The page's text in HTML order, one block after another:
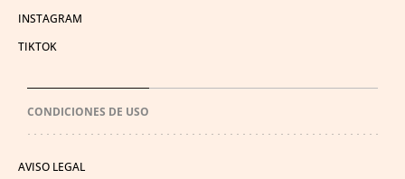
INSTAGRAM
TIKTOK
CONDICIONES DE USO
AVISO LEGAL